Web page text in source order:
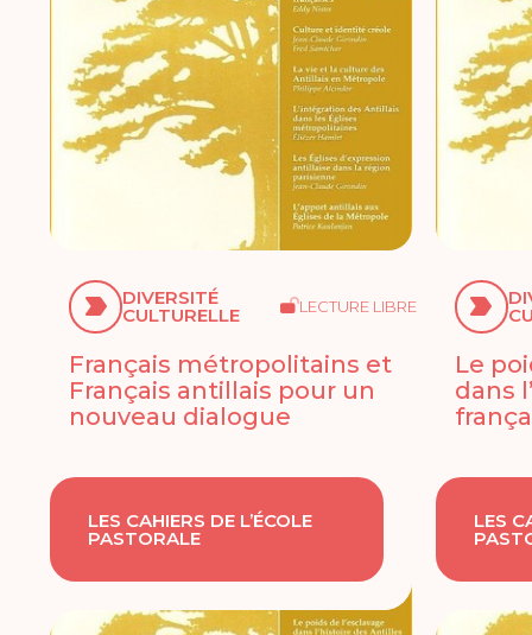
DIVERSITÉ
CULTURELLE LECTURE LIBRE
Français métropolitains et
Français antillais pour un
nouveau dialogue
Le
dans
LES CAHIERS DE L’ÉCOLE
PASTORALE
LES